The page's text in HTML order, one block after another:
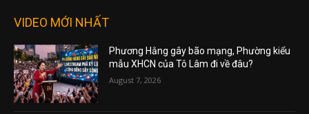
VIDEO MỚI NHẤT
Phương Hằng gây bão mạng, Phường kiểu
mẫu XHCN của Tô Lâm đi về đâu?
August 7, 2026